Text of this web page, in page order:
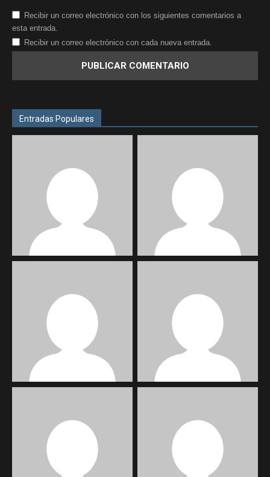
Recibir un correo electrónico con los siguientes comentarios a
esta entrada.
Recibir un correo electrónico con cada nueva entrada.
Entradas Populares